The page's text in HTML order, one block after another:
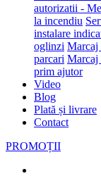
autorizatii -
la incendiu
instalare
oglinzi Marcaj
parcari Marcaj
prim ajutor
Video
Blog
Plată și livrare
Contact
PROMOȚII